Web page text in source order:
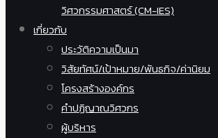
วิศวกรรมศาสตร์ (CM-IES)
เกี่ยวกับ
ประวัติความเป็นมา
วิสัยทัศน์/เป้าหมาย/พันธกิจ/ค่านิยม
โครงสร้างองค์กร
คำปฏิญาณวิศวกร
ผู้บริหาร